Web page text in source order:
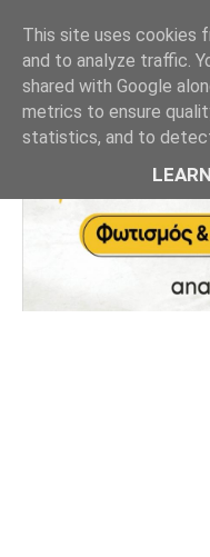
This site uses cookies
and to analyze traffic.
shared with Google
metrics to ensure
statistics, and to